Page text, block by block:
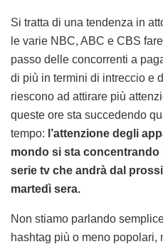
Si tratta di una tendenza in
le varie NBC, ABC e CBS
passo delle concorrenti a
di più in termini di intreccio e
riescono ad attirare più
queste ore sta succedendo
tempo: l’attenzione degli
mondo si sta concentrando
serie tv che andrà dal
martedì sera.
Non stiamo parlando
hashtag più o meno popolari,